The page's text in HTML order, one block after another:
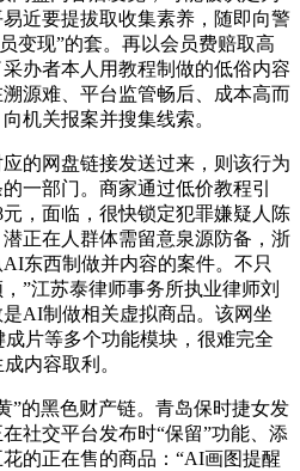
近要提拔取收集素养，随即向警
变现”的套。再以会员费赔取高
办者本人用教程制做的低俗内容
源难、平台监管畅后、成本高而
机关报案并搜集线索。
网盘链接发送过来，则该行为
一部门。商家通过低价教程引
，面临，很快锁定犯罪嫌疑人陈
正在人群体需留意泉源防备，浙
东西制做并内容的案件。不只
”江苏泰律师事务所执业律师刘
AI制做相关虚拟商品。该网坐
片等多个功能模块，很难完全
内容取利。
黑色财产链。青岛保时捷女发
社交平台发布时“保留”功能、添
的正在售的商品：“AI画图提醒